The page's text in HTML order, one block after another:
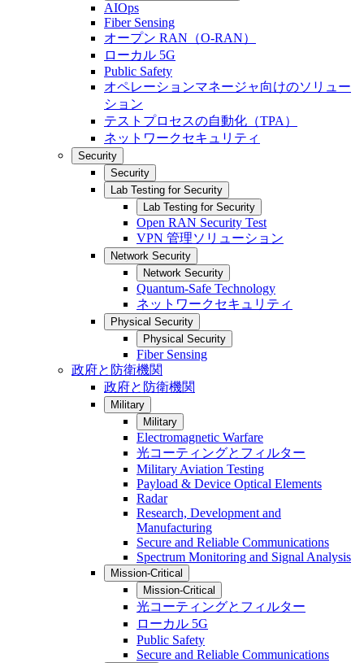
AIOps
Fiber Sensing
オープン RAN（O-RAN）
ローカル 5G
Public Safety
オペレーションマネージャ向けのソリュー
ション
テストプロセスの自動化（TPA）
ネットワークセキュリティ
Security
Security
Lab Testing for Security
Lab Testing for Security
Open RAN Security Test
VPN 管理ソリューション
Network Security
Network Security
Quantum-Safe Technology
ネットワークセキュリティ
Physical Security
Physical Security
Fiber Sensing
政府と防衛機関
政府と防衛機関
Military
Military
Electromagnetic Warfare
光コーティングとフィルター
Military Aviation Testing
Payload & Device Optical Elements
Radar
Research, Development and
Manufacturing
Secure and Reliable Communications
Spectrum Monitoring and Signal Analysis
Mission-Critical
Mission-Critical
光コーティングとフィルター
ローカル 5G
Public Safety
Secure and Reliable Communications